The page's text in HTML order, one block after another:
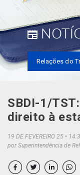
Relações do
SBDI-1/
direito à
19 DE FEVEREIRO 25
por Superintendência de